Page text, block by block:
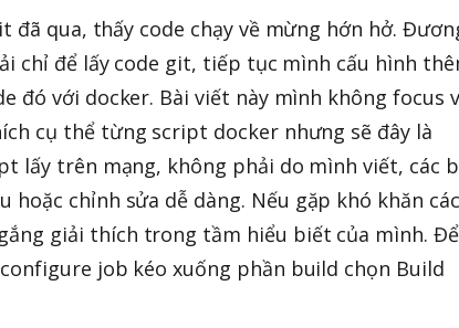
qua, thấy code chạy về mừng hớn hở.
chỉ để lấy code git, tiếp tục mình cấu hình
đó với docker. Bài viết này mình không focus
cụ thể từng script docker nhưng sẽ đây là
lấy trên mạng, không phải do mình viết, các
hoặc chỉnh sửa dễ dàng. Nếu gặp khó khăn các
giải thích trong tầm hiểu biết của mình. Để
job kéo xuống phần build chọn Build